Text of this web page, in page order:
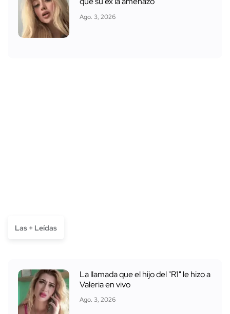
Ago. 3, 2026
Las + Leídas
La llamada que el hijo del "R1" le hizo a
Valeria en vivo
Ago. 3, 2026